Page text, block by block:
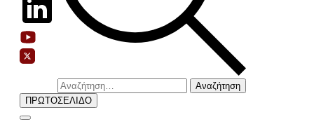
Αναζήτηση
για:
ΠΡΩΤΟΣΕΛΙΔΟ